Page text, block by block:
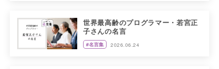
世界最高齢のプログラマー・若宮正
子さんの名言
#名言集 2026.06.24